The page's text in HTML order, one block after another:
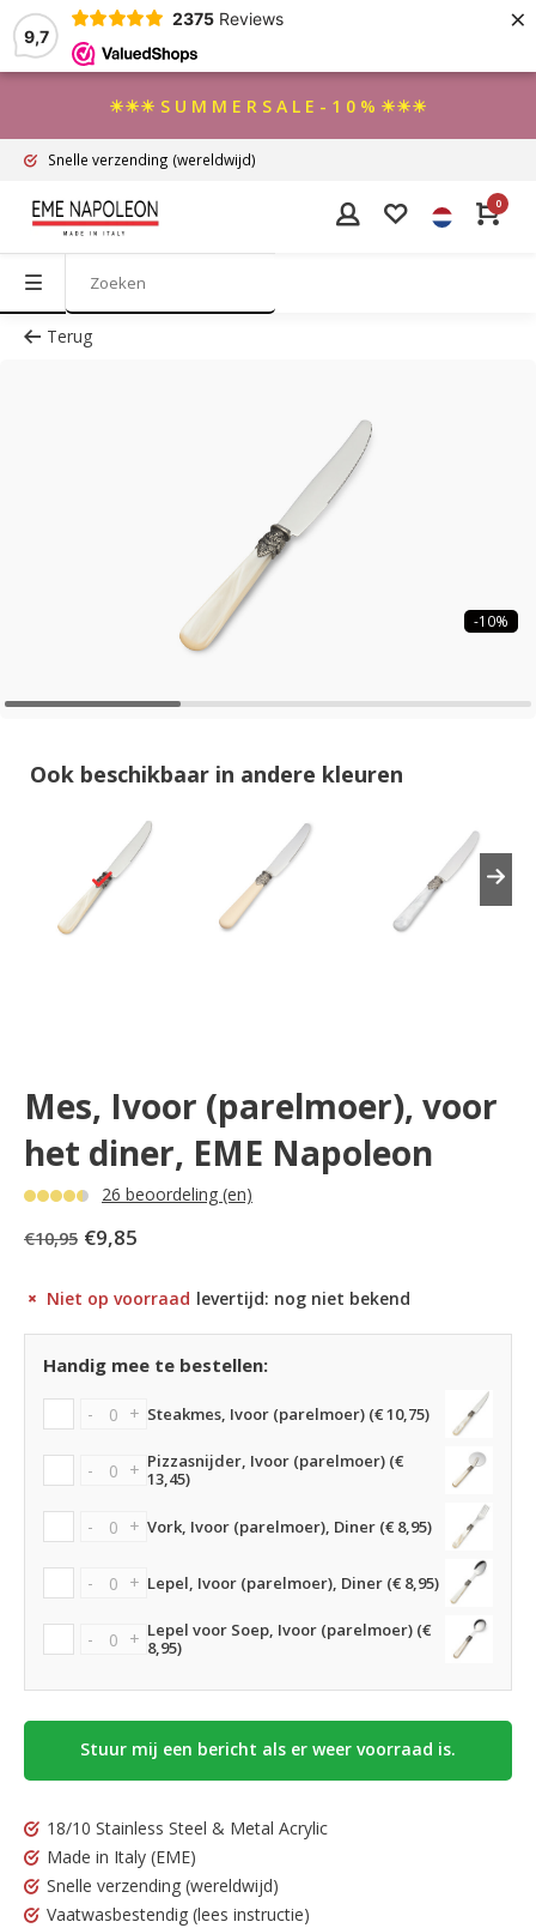
9,7
2375 Reviews ×
☀☀☀ S U M M E R S A L E - 1 0 % ☀☀☀
Snelle verzending (wereldwijd)
0
Terug
-10%
Ook beschikbaar in andere kleuren
Mes, Ivoor (parelmoer), voor
het diner, EME Napoleon
26 beoordeling (en)
€10,95 €9,85
Niet op voorraad levertijd: nog niet bekend
Handig mee te bestellen:
- + Steakmes, Ivoor (parelmoer) (€ 10,75)
- + Pizzasnijder, Ivoor (parelmoer) (€
13,45)
- + Vork, Ivoor (parelmoer), Diner (€ 8,95)
- + Lepel, Ivoor (parelmoer), Diner (€ 8,95)
- + Lepel voor Soep, Ivoor (parelmoer) (€
8,95)
Stuur mij een bericht als er weer voorraad is.
18/10 Stainless Steel & Metal Acrylic
Made in Italy (EME)
Snelle verzending (wereldwijd)
Vaatwasbestendig (lees instructie)